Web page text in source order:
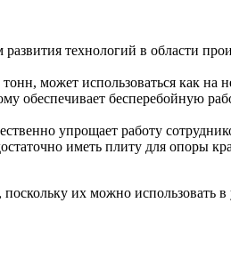
технологий в области
может использоваться как
обеспечивает бесперебойную
упрощает работу
иметь плиту для опоры
их можно использовать